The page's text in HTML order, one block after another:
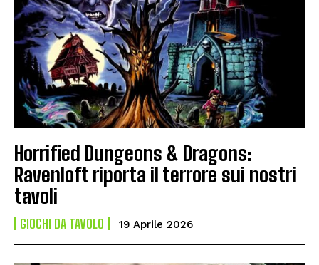
Horrified Dungeons & Dragons:
Ravenloft riporta il terrore sui nostri
tavoli
GIOCHI DA TAVOLO 19 Aprile 2026